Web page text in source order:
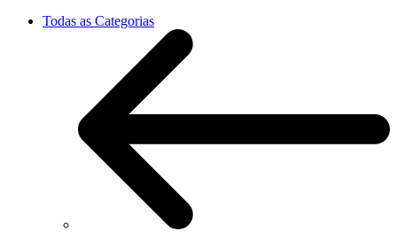
Todas as Categorias